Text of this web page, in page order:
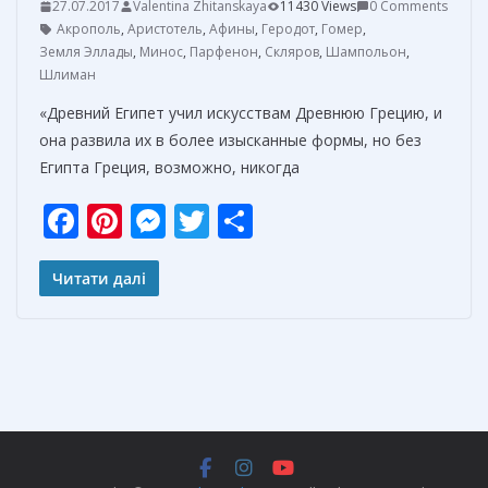
27.07.2017 Valentina Zhitanskaya 11430 Views
0 Comments
Акрополь, Аристотель, Афины, Геродот, Гомер,
Земля Эллады, Минос, Парфенон, Скляров, Шампольон,
Шлиман
«Древний Египет учил искусствам Древнюю Грецию, и
она развила их в более изысканные формы, но без
Египта Греция, возможно, никогда
F
ac
e
k
Pi
nt
er
M
er
T
и
Читати далі